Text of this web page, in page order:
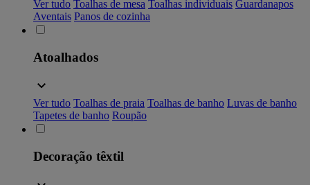
Ver tudo Toalhas de mesa Toalhas individuais Guardanapos
Aventais Panos de cozinha
Atoalhados
Ver tudo Toalhas de praia Toalhas de banho Luvas de banho
Tapetes de banho Roupão
Decoração têxtil